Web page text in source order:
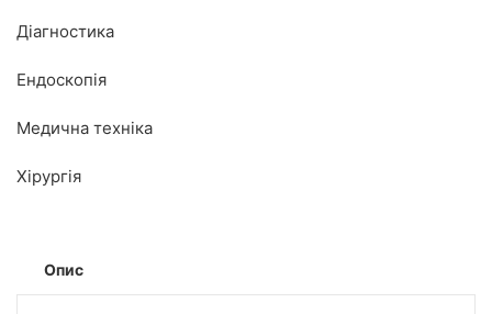
Діагностика
Ендоскопія
Медична техніка
Хірургія
Опис